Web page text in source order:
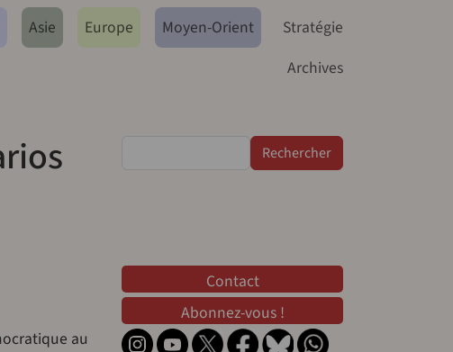
Asie Europe Moyen-Orient
Stratégie
Archives
au
Contact
Abonnez-vous !